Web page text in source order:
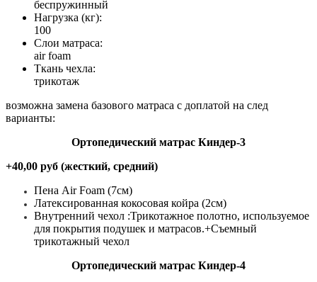
беспружинный
Нагрузка (кг):
100
Слои матраса:
air foam
Ткань чехла:
трикотаж
возможна замена базового матраса с доплатой на след
варианты:
Ортопедический матрас Киндер-3
+40,00 руб (жесткий, средний)
Пена Air Foam (7см)
Латексированная кокосовая койра (2см)
Внутренний чехол :Трикотажное полотно, используемое
для покрытия подушек и матрасов.+Съемный
трикотажный чехол
Ортопедический матрас Киндер-4